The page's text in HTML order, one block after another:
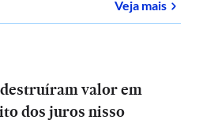
Veja mais
valor em
dos juros nisso